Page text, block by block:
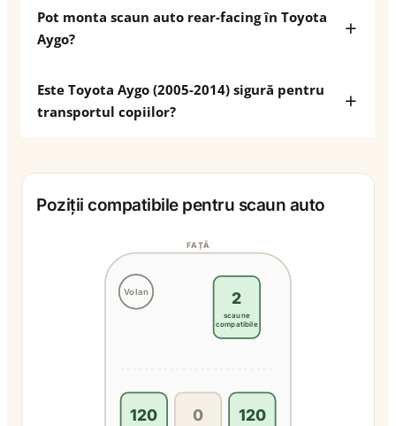
Pot monta scaun auto rear-facing în Toyota
Aygo?
Este Toyota Aygo (2005-2014) sigură pentru
transportul copiilor?
Poziții compatibile pentru scaun auto
Volan
FAȚĂ
2
scaune
compatibile
120 0 120